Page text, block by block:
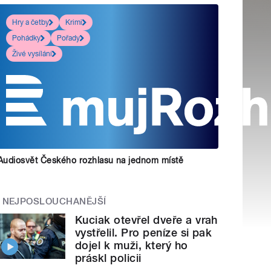
Hry a četby
Krimi
Pohádky
Pořady
Živé vysílání
Českého rozhlasu na jednom místě
NEJPOSLOUCHANĚJŠÍ
Kuciak otevřel dveře a vrah
vystřelil. Pro peníze si pak
dojel k muži, který ho
práskl policii